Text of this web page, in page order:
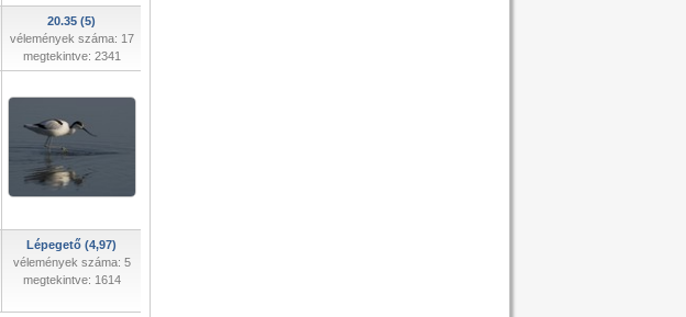
20.35 (5)
vélemények száma: 17
megtekintve: 2341
Lépegető (4,97)
vélemények száma: 5
megtekintve: 1614